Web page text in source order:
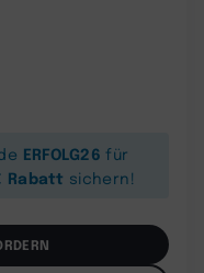
ERFOLG26 für
Rabatt sichern!